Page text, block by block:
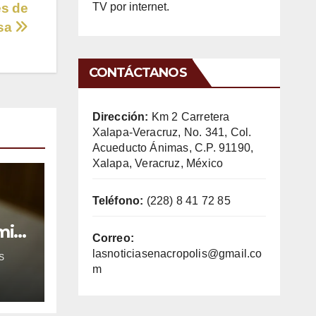
de
TV por internet.
CONTÁCTANOS
Dirección: Km 2 Carretera
Xalapa-Veracruz, No. 341, Col.
Acueducto Ánimas, C.P. 91190,
Xalapa, Veracruz, México
Teléfono: (228) 8 41 72 85
Correo:
lasnoticiasenacropolis@gmail.co
m